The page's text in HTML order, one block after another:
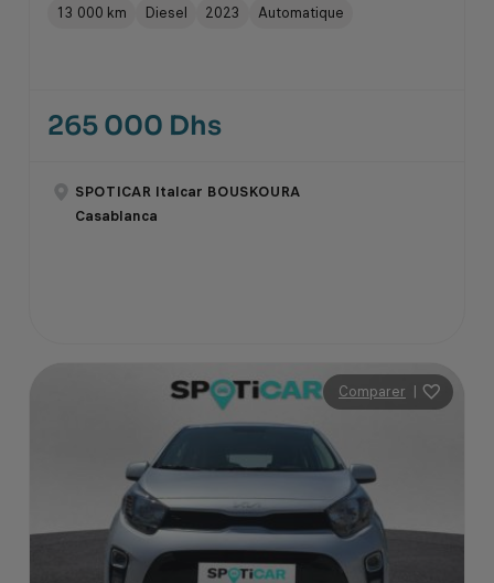
13 000 km Diesel 2023 Automatique
265 000 Dhs
SPOTICAR Italcar BOUSKOURA
Casablanca
Comparer |